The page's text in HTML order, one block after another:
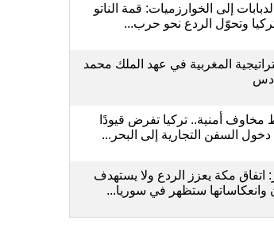
إلى الخوارزميات: قمة الناتو
وتحوّل الردع نحو حرب...
المغربية في عهد الملك محمد
أمنية.. تركيا تفرض قيودًا
السفن التجارية إلى البحر...
اتفاق مكة يعزز الردع ولا يستهدف
وانعكاساتها ستظهر في سوريا...